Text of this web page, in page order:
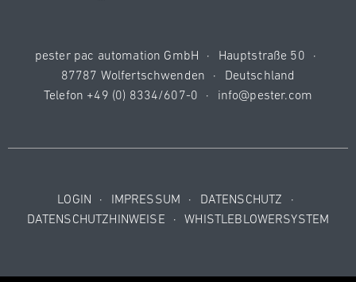
pester pac automation GmbH · Hauptstraße 50
·
87787 Wolfertschwenden
·
Deutschland
Telefon +49 (0) 8334/607-0 · info@pester.com
LOGIN · IMPRESSUM · DATENSCHUTZ
·
DATENSCHUTZHINWEISE
· WHISTLEBLOWERSYSTEM